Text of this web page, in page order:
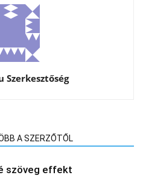
Szerkesztőség
A SZERZŐTŐL
szöveg effekt